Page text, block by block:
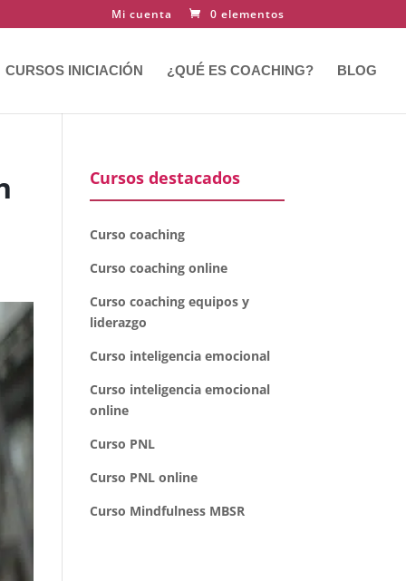
Mi cuenta 0 elementos
CURSOS INICIACIÓN ¿QUÉ ES COACHING? BLOG
Cursos destacados
Curso coaching
Curso coaching online
Curso coaching equipos y
liderazgo
Curso inteligencia emocional
Curso inteligencia emocional
online
Curso PNL
Curso PNL online
Curso Mindfulness MBSR